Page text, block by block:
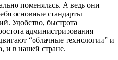
поменялась. А ведь они
основные стандарты
Удобство, быстрота
администрирования —
“облачные технологии” и
и в нашей стране.